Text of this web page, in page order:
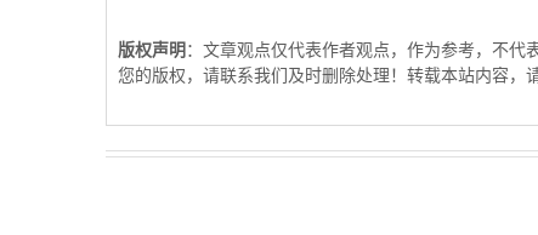
版权声明 ：文章观点仅代表作者观点，作为参考，不代
您的版权，请联系我们及时删除处理！转载本站内容，